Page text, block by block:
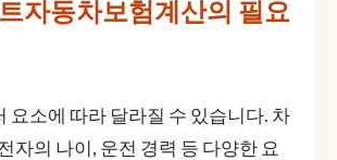
자동차보험계산의 필요
요소에 따라 달라질 수 있습니다. 차
자의 나이, 운전 경력 등 다양한 요